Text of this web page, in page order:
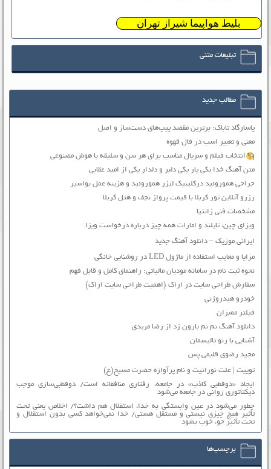
بلیط هواپیما شیراز تهران
تبلیغات متنی
مطالب جدید
پاسارگاد تاباک: برترین مقصد پیپ‌های دست‌ساز و اصل
معنی و تعبیر اسب در فال قهوه
انتخاب فیلم و سریال مناسب برای هر سن و سلیقه با هوش مصنوعی
متن آهنگ خدا یکی یار یکی دلبر و دلدار یکی از امید عقابی
جراحی هموروئید درکلینیک لیزر هموروئید و هزینه عمل بواسیر
رزرو آنلاین تور کربلا با قیمت پرواز نجف و هتل کربلا
مشخصات فنی زانتیا
ویزای چین، تایلند و امارات همه چیز درباره درخواست ویزا
ایرانی موزیک – دانلود آهنگ جدید
مزایا و معایب استفاده از ماژول LED در روشنایی خانگی
نحوه ثبت نام در سامانه مودیان مالیاتی: راهنمای کامل و قابل فهم
سفارش طراحی سایت در اراک (اهمیت طراحی سایت اراک)
خودرو هیدروژنی
فیلتر ممبران
دانلود آهنگ نم نم بارون زد از رضا مریدی
آشنایی با رنو تالیسمان
مجید رضوی قلبمی پس
توییت | علت نورانیت و نام پرآوازه حضرت مسیح(ع)
ایجاد «دوقطبی کاذب» در جامعه، رفتاری منافقانه است/ دوقطبی‌سازی موجب
دیکتاتوری روانی در جامعه می‌شود
چطور می‌شود در عین وابستگی به خدا، استقلال هم داشت؟/ اخلاص یعنی تحت
تأثیر هیچ چیزی نیستی و مستقل هستی/ خدا نمی‌خواهد کسی بدون استقلال و
تحت تأثیر جوّ، خوب بشود
برچسب‌ها